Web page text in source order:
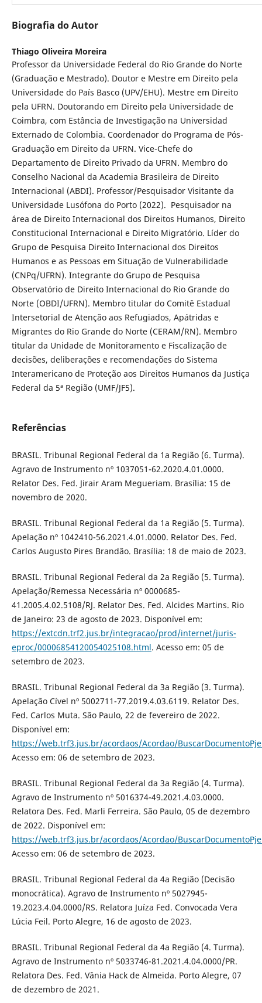
Biografia do Autor
Thiago Oliveira Moreira
Professor da Universidade Federal do Rio Grande do Norte
(Graduação e Mestrado). Doutor e Mestre em Direito pela
Universidade do País Basco (UPV/EHU). Mestre em Direito
pela UFRN. Doutorando em Direito pela Universidade de
Coimbra, com Estância de Investigação na Universidad
Externado de Colombia. Coordenador do Programa de Pós-
Graduação em Direito da UFRN. Vice-Chefe do
Departamento de Direito Privado da UFRN. Membro do
Conselho Nacional da Academia Brasileira de Direito
Internacional (ABDI). Professor/Pesquisador Visitante da
Universidade Lusófona do Porto (2022). Pesquisador na
área de Direito Internacional dos Direitos Humanos, Direito
Constitucional Internacional e Direito Migratório. Líder do
Grupo de Pesquisa Direito Internacional dos Direitos
Humanos e as Pessoas em Situação de Vulnerabilidade
(CNPq/UFRN). Integrante do Grupo de Pesquisa
Observatório de Direito Internacional do Rio Grande do
Norte (OBDI/UFRN). Membro titular do Comitê Estadual
Intersetorial de Atenção aos Refugiados, Apátridas e
Migrantes do Rio Grande do Norte (CERAM/RN). Membro
titular da Unidade de Monitoramento e Fiscalização de
decisões, deliberações e recomendações do Sistema
Interamericano de Proteção aos Direitos Humanos da Justiça
Federal da 5ª Região (UMF/JF5).
Referências
BRASIL. Tribunal Regional Federal da 1a Região (6. Turma).
Agravo de Instrumento nº 1037051-62.2020.4.01.0000.
Relator Des. Fed. Jirair Aram Megueriam. Brasília: 15 de
novembro de 2020.
BRASIL. Tribunal Regional Federal da 1a Região (5. Turma).
Apelação nº 1042410-56.2021.4.01.0000. Relator Des. Fed.
Carlos Augusto Pires Brandão. Brasília: 18 de maio de 2023.
BRASIL. Tribunal Regional Federal da 2a Região (5. Turma).
Apelação/Remessa Necessária nº 0000685-
41.2005.4.02.5108/RJ. Relator Des. Fed. Alcides Martins. Rio
de Janeiro: 23 de agosto de 2023. Disponível em:
https://extcdn.trf2.jus.br/integracao/prod/internet/juris-
eproc/00006854120054025108.html. Acesso em: 05 de
setembro de 2023.
BRASIL. Tribunal Regional Federal da 3a Região (3. Turma).
Apelação Cível nº 5002711-77.2019.4.03.6119. Relator Des.
Fed. Carlos Muta. São Paulo, 22 de fevereiro de 2022.
Disponível em:
https://web.trf3.jus.br/acordaos/Acordao/
Acesso em: 06 de setembro de 2023.
BRASIL. Tribunal Regional Federal da 3a Região (4. Turma).
Agravo de Instrumento nº 5016374-49.2021.4.03.0000.
Relatora Des. Fed. Marli Ferreira. São Paulo, 05 de dezembro
de 2022. Disponível em:
https://web.trf3.jus.br/acordaos/Acordao/
Acesso em: 06 de setembro de 2023.
BRASIL. Tribunal Regional Federal da 4a Região (Decisão
monocrática). Agravo de Instrumento nº 5027945-
19.2023.4.04.0000/RS. Relatora Juíza Fed. Convocada Vera
Lúcia Feil. Porto Alegre, 16 de agosto de 2023.
BRASIL. Tribunal Regional Federal da 4a Região (4. Turma).
Agravo de Instrumento nº 5033746-81.2021.4.04.0000/PR.
Relatora Des. Fed. Vânia Hack de Almeida. Porto Alegre, 07
de dezembro de 2021.